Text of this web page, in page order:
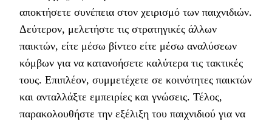
αποκτήσετε συνέπεια στον χειρισμό των παιχνιδιών.
Δεύτερον, μελετήστε τις στρατηγικές άλλων
παικτών, είτε μέσω βίντεο είτε μέσω αναλύσεων
κόμβων για να κατανοήσετε καλύτερα τις τακτικές
τους. Επιπλέον, συμμετέχετε σε κοινότητες παικτών
και ανταλλάξτε εμπειρίες και γνώσεις. Τέλος,
παρακολουθήστε την εξέλιξη του παιχνιδιού για να